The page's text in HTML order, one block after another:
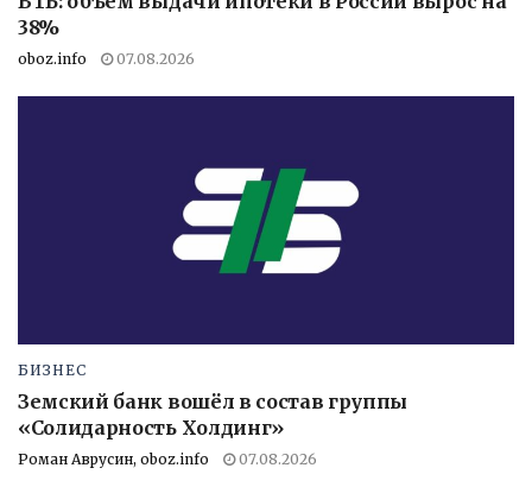
38%
oboz.info 07.08.2026
БИЗНЕС
Земский банк вошёл в состав группы
«Солидарность Холдинг»
Роман Аврусин, oboz.info 07.08.2026